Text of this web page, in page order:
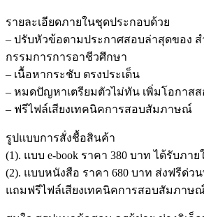
รายละเอียดภายในชุดประกอบด้วย
– ปรับหัวข้อตามประกาศสอบล่าสุดของ
กรรมการการอาชีวศึกษา
– เนื้อหากระชับ ตรงประเด็น
– หมดปัญหาเตรียมตัวไม่ทัน เพิ่มโอกาส
– ฟรีไฟล์เสียงเทคนิคการสอบสัมภาษณ์
รูปแบบการสั่งชื้อสินค้า
(1). แบบ e-book ราคา 380 บาท ได้รับภาย
(2). แบบหนังสือ ราคา 680 บาท ส่งฟรีด่วน
แถมฟรีไฟล์เสียงเทคนิคการสอบสัมภาษ